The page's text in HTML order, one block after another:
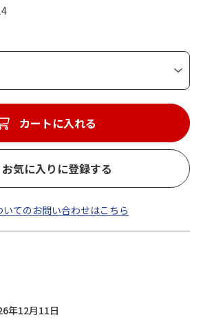
カートに入れる
お気に入りに登録する
いてのお問い合わせはこちら
年12月11日